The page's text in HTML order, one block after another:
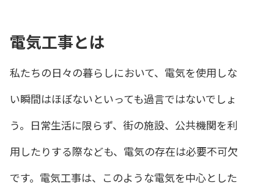
電気工事とは
私たちの日々の暮らしにおいて、電気を使用しな
い瞬間はほぼないといっても過言ではないでしょ
う。日常生活に限らず、街の施設、公共機関を利
用したりする際なども、電気の存在は必要不可欠
です。電気工事は、このような電気を中心とした